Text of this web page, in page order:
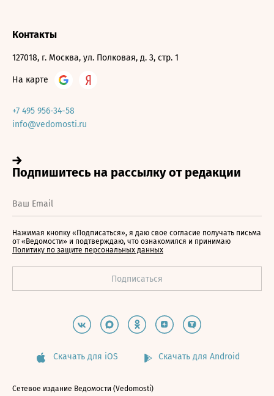
Контакты
127018, г. Москва, ул. Полковая, д. 3, стр. 1
На карте
+7 495 956-34-58
info@vedomosti.ru
Нажимая кнопку «Подписаться», я даю свое согласие получать письма
от «Ведомости» и подтверждаю, что ознакомился и принимаю
Политику по защите персональных данных
Скачать для iOS Скачать для Android
Сетевое издание Ведомости (Vedomosti)